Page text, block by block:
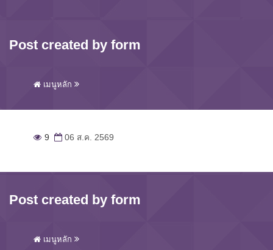
Post created by form
เมนูหลัก
9 06 ส.ค. 2569
Post created by form
เมนูหลัก